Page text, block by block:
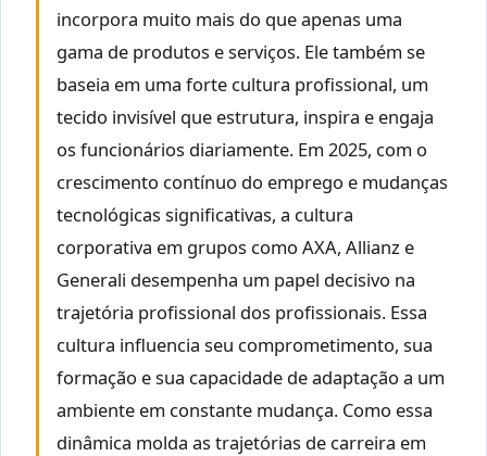
incorpora muito mais do que apenas uma
gama de produtos e serviços. Ele também se
baseia em uma forte cultura profissional, um
tecido invisível que estrutura, inspira e engaja
os funcionários diariamente. Em 2025, com o
crescimento contínuo do emprego e mudanças
tecnológicas significativas, a cultura
corporativa em grupos como AXA, Allianz e
Generali desempenha um papel decisivo na
trajetória profissional dos profissionais. Essa
cultura influencia seu comprometimento, sua
formação e sua capacidade de adaptação a um
ambiente em constante mudança. Como essa
dinâmica molda as trajetórias de carreira em